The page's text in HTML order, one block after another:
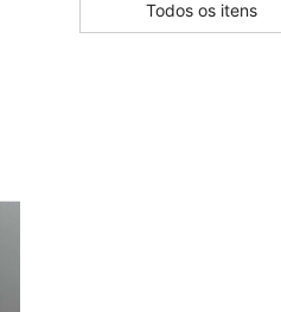
Todos os itens